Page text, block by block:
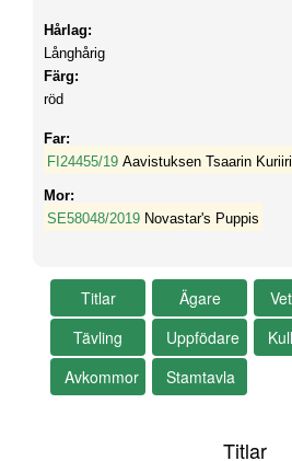
Hårlag:
Långhårig
Färg:
röd
Far:
FI24455/19 Aavistuksen Tsaarin Kuriiri
Mor:
SE58048/2019 Novastar's Puppis
Titlar